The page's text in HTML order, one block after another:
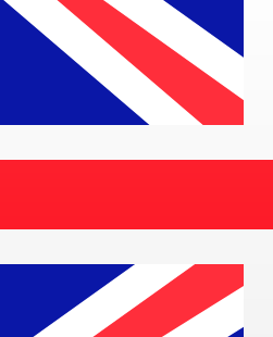
Franco francese
1.00AUD= 4,010276 FRF
Parla oggi con un esperto di
Prenota una chiamata